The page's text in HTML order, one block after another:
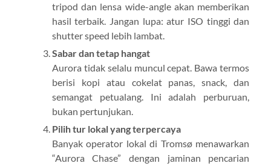
tripod dan lensa wide-angle akan memberikan
hasil terbaik. Jangan lupa: atur ISO tinggi dan
shutter speed lebih lambat.
Sabar dan tetap hangat
Aurora tidak selalu muncul cepat. Bawa termos
berisi kopi atau cokelat panas, snack, dan
semangat petualang. Ini adalah perburuan,
bukan pertunjukan.
Pilih tur lokal yang terpercaya
Banyak operator lokal di Tromsø menawarkan
“Aurora Chase” dengan jaminan pencarian